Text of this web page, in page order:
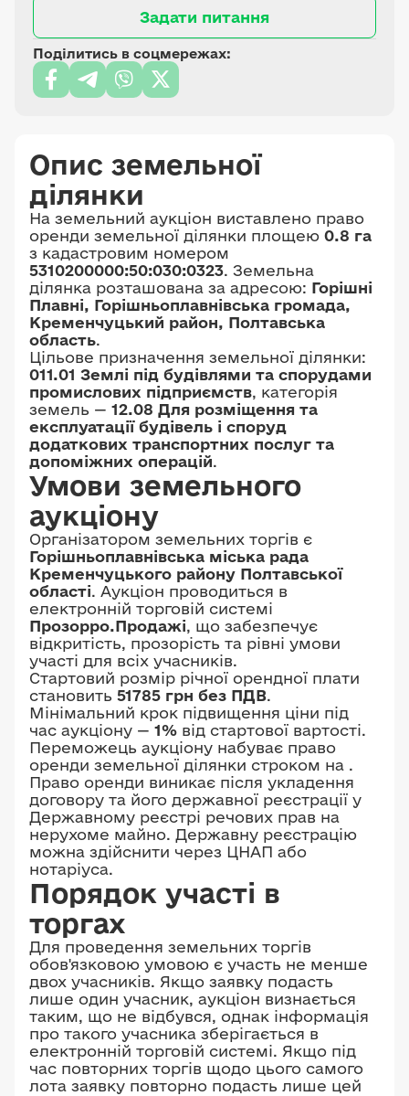
Задати питання
Поділитись в соцмережах:
Опис земельної
ділянки
На земельний аукціон виставлено право
оренди земельної ділянки площею 0.8 га
з кадастровим номером
5310200000:50:030:0323. Земельна
ділянка розташована за адресою: Горішні
Плавні, Горішньоплавнівська громада,
Кременчуцький район, Полтавська
область.
Цільове призначення земельної ділянки:
011.01 Землі під будівлями та спорудами
промислових підприємств, категорія
земель — 12.08 Для розміщення та
експлуатації будівель і споруд
додаткових транспортних послуг та
допоміжних операцій.
Умови земельного
аукціону
Організатором земельних торгів є
Горішньоплавнівська міська рада
Кременчуцького району Полтавської
області. Аукціон проводиться в
електронній торговій системі
Прозорро.Продажі, що забезпечує
відкритість, прозорість та рівні умови
участі для всіх учасників.
Стартовий розмір річної орендної плати
становить 51785 грн без ПДВ.
Мінімальний крок підвищення ціни під
час аукціону — 1% від стартової вартості.
Переможець аукціону набуває право
оренди земельної ділянки строком на .
Право оренди виникає після укладення
договору та його державної реєстрації у
Державному реєстрі речових прав на
нерухоме майно. Державну реєстрацію
можна здійснити через ЦНАП або
нотаріуса.
Порядок участі в
торгах
Для проведення земельних торгів
обов'язковою умовою є участь не менше
двох учасників. Якщо заявку подасть
лише один учасник, аукціон визнається
таким, що не відбувся, однак інформація
про такого учасника зберігається в
електронній торговій системі. Якщо під
час повторних торгів щодо цього самого
лота заявку повторно подасть лише цей